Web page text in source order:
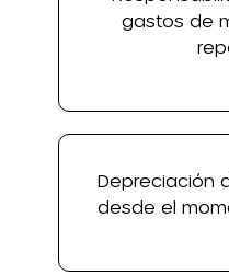
gastos de
Depreciación
desde el